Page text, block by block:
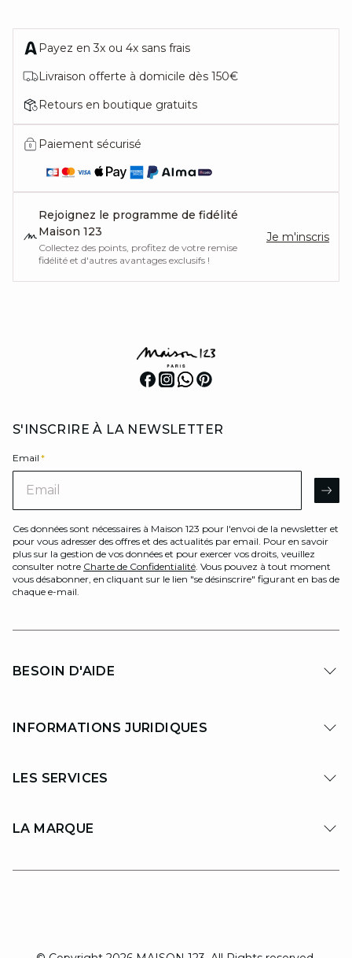
Payez en 3x ou 4x sans frais
Livraison offerte à domicile dès 150€
Retours en boutique gratuits
Paiement sécurisé
Rejoignez le programme de fidélité
Maison 123
Collectez des points, profitez de votre remise
fidélité et d'autres avantages exclusifs !
Je m'inscris
S'INSCRIRE À LA NEWSLETTER
Email *
Ces données sont nécessaires à Maison 123 pour l'envoi de la newsletter et
pour vous adresser des offres et des actualités par email. Pour en savoir
plus sur la gestion de vos données et pour exercer vos droits, veuillez
consulter notre Charte de Confidentialité . Vous pouvez à tout moment
vous désabonner, en cliquant sur le lien "se désinscrire" figurant en bas de
chaque e-mail.
BESOIN D'AIDE
INFORMATIONS JURIDIQUES
LES SERVICES
LA MARQUE